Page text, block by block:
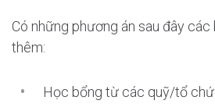
Có những phương án sau đây
thêm:
Học bổng từ các quỹ/tổ